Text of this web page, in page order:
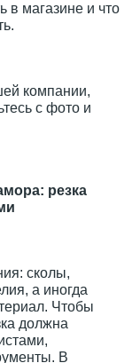
в магазине и что
компании,
с фото и
резка
сколы,
а иногда
Чтобы
должна
В